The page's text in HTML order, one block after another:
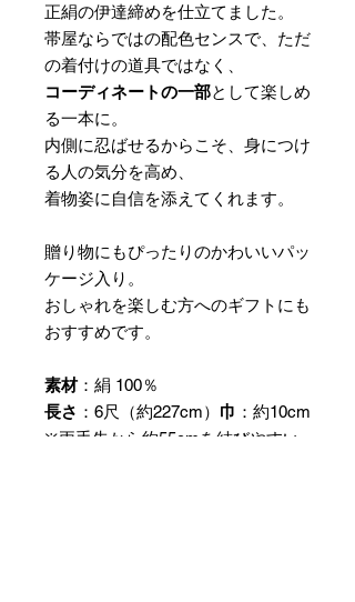
正絹の伊達締めを仕立てました。
帯屋ならではの配色センスで、ただ
の着付けの道具ではなく、
コーディネートの一部として楽しめ
る一本に。
内側に忍ばせるからこそ、身につけ
る人の気分を高め、
着物姿に自信を添えてくれます。
贈り物にもぴったりのかわいいパッ
ケージ入り。
おしゃれを楽しむ方へのギフトにも
おすすめです。
素材：絹 100％
長さ ：6尺（約227cm） 巾 ：約10cm
※両手先から約55cmを結びやすい